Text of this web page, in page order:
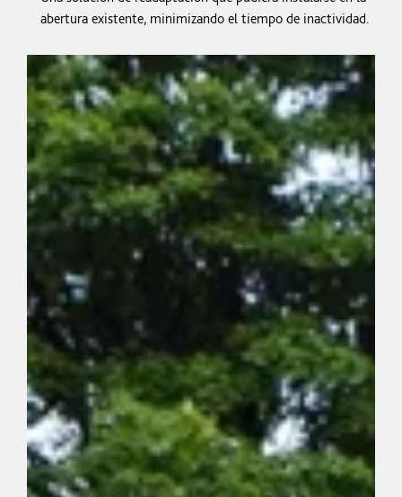
abertura existente, minimizando el tiempo de inactividad.